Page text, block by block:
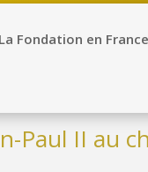
La Fondation en France
Paul II au